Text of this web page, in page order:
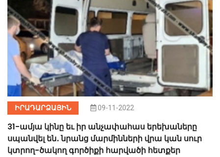
ԻՐԱԴԱՐՁԱՅԻՆ 09-11-2022
31-ամյա կինը եւ իր անչափահաս երեխաները
սպանվել են․ նրանց մարմինների վրա կան սուր
կտրող-ծակող գործիքի հարվածի հետքեր